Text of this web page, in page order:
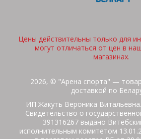
Цены действительны только для
могут отличаться от цен в
магазинах.
2026, © "Арена спорта" —
доставкой по
ИП Жакуть Вероника
Свидетельство о
391316267 выдано
исполнительным комитетом